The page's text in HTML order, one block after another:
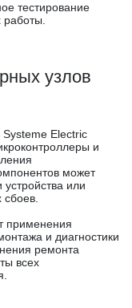
тестирование
узлов
Electric
и
может
или
применения
и диагностики
ремонта
всех